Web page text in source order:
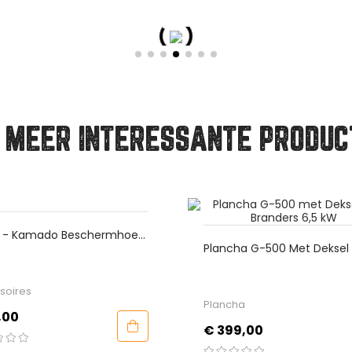
MEER INTERESSANTE
Gerookt Paprikapoeder